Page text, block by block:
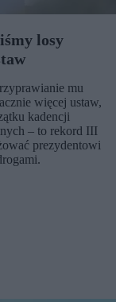
losy
mu
więcej ustaw,
kadencji
– to rekord III
prezydentowi